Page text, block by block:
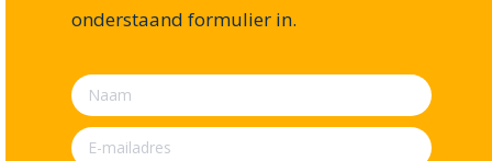
onderstaand formulier in.